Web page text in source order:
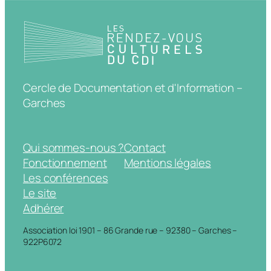
Cercle de Documentation et d'Information –
Garches
Qui sommes-nous ?
Fonctionnement
Les conférences
Le site
Adhérer
Contact
Mentions légales
Association loi 1901 – 86 Grande rue – 92380 – Garches –
922P6072